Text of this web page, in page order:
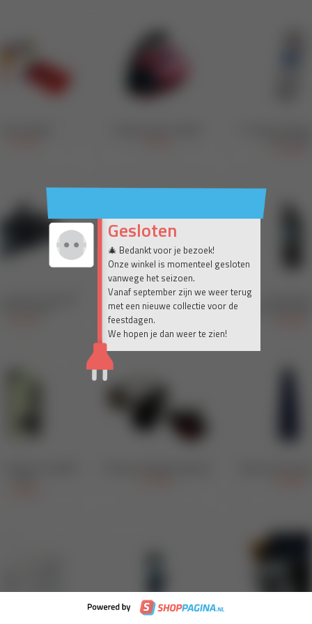
Gesloten
🎄 Bedankt voor je bezoek!
Onze winkel is momenteel gesloten
vanwege het seizoen.
Vanaf september zijn we weer terug
met een nieuwe collectie voor de
feestdagen.
We hopen je dan weer te zien!